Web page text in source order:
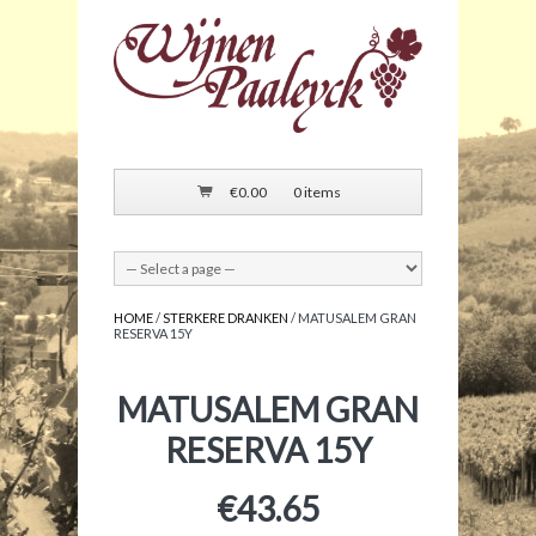
€0.00 0 items
HOME/STERKERE DRANKEN / MATUSALEM GRAN
RESERVA 15Y
MATUSALEM GRAN
RESERVA 15Y
€43.65